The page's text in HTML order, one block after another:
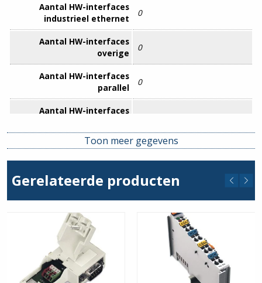
Aantal HW-interfaces
industrieel ethernet
0
Aantal HW-interfaces
overige
0
Aantal HW-interfaces
parallel
0
Aantal HW-interfaces
Aantal HW-interfaces
1
Aantal HW-interfaces
serieel RS-485
0
Aantal HW-interfaces
serieel TTY
Aantal HW-interfaces USB
Aantal HW-interfaces
Toon meer gegevens
Gerelateerde producten